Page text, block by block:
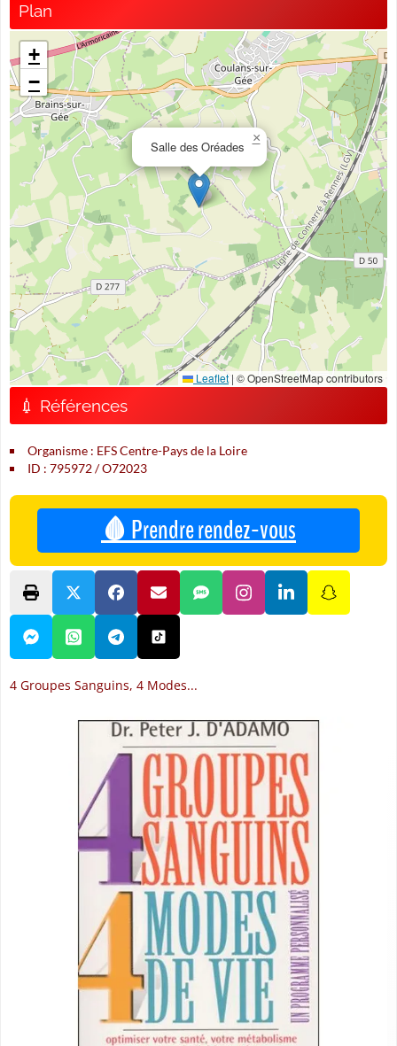
Plan
Salle des Oréades
×
+
−
Leaflet | © OpenStreetMap contributors
💉 Références
Organisme : EFS Centre-Pays de la Loire
ID : 795972 / O72023
🩸 Prendre rendez-vous
4 Groupes Sanguins, 4 Modes...